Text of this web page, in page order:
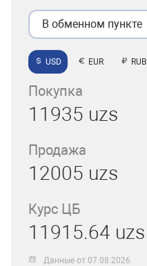
В обменном пункте
USD EUR RUB
Покупка
11935 uzs
Продажа
12005 uzs
Курс ЦБ
11915.64 uzs
Данные от 07.08.2026